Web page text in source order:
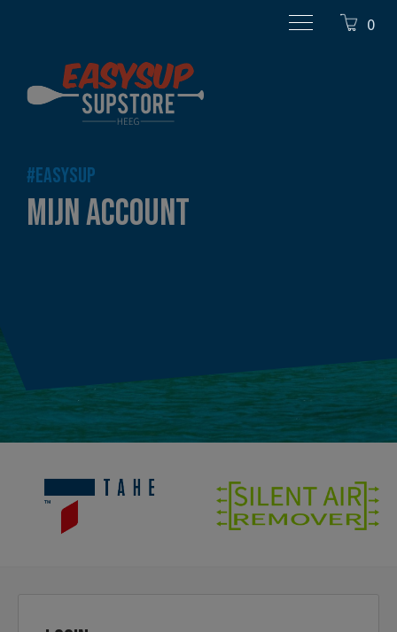
#EASYSUP
MIJN ACCOUNT
0